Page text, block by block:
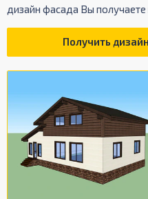
дизайн фасада Вы
Получить